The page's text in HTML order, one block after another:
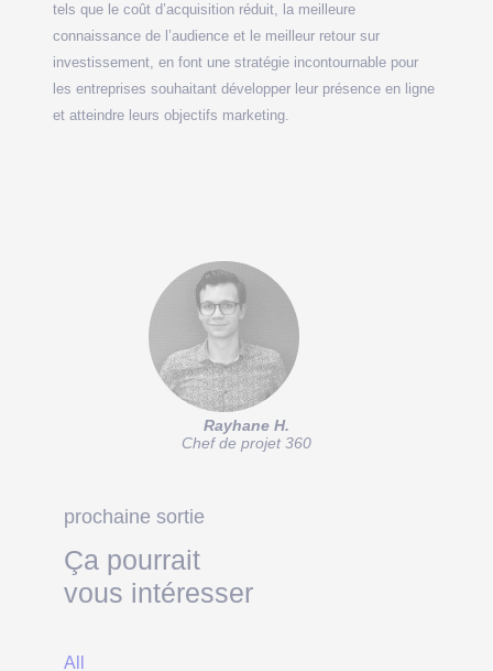
tels que le coût d’acquisition réduit, la meilleure
connaissance de l’audience et le meilleur retour sur
investissement, en font une stratégie incontournable pour
les entreprises souhaitant développer leur présence en ligne
et atteindre leurs objectifs marketing.
Rayhane H.
Chef de projet 360
prochaine sortie
Ça pourrait
vous intéresser
All